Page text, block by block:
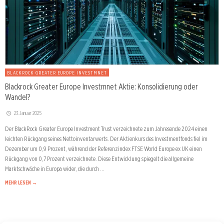
BLACKROCK GREATER EUROPE INVESTMNET
Blackrock Greater Europe Investmnet Aktie: Konsolidierung oder
Wandel?
23. Januar 2025
Der BlackRock Greater Europe Investment Trust verzeichnete zum Jahresende 2024 einen
leichten Rückgang seines Nettoinventarwerts. Der Aktienkurs des Investmentfonds fiel im
Dezember um 0,9 Prozent, während der Referenzindex FTSE World Europe ex UK einen
Rückgang von 0,7 Prozent verzeichnete. Diese Entwicklung spiegelt die allgemeine
Marktschwäche in Europa wider, die durch …
MEHR LESEN →